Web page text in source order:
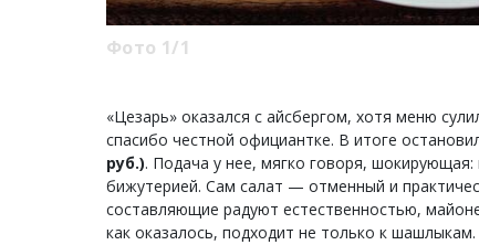
Фото 1/1
«Цезарь» оказался с айсбергом, хотя меню
спасибо честной официантке. В итоге
руб.). Подача у нее, мягко говоря,
бижутерией. Сам салат — отменный и
составляющие радуют естественностью,
как оказалось, подходит не только к